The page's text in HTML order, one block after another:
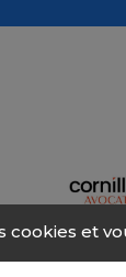
cookies et